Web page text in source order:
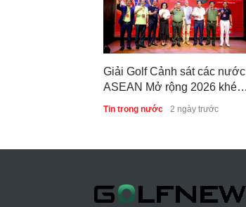
Giải Golf Cảnh sát các nước
ASEAN Mở rộng 2026 khép
lại thành công, thúc đẩy giao
Tin trong nước 2 ngày trước